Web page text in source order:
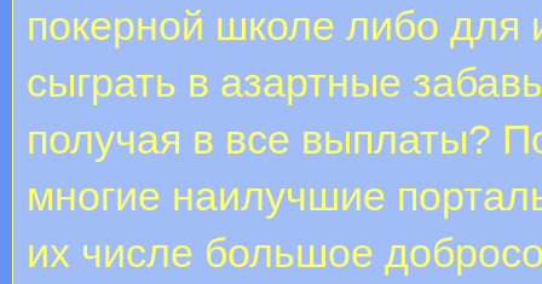
покерной школе либо для
сыграть в азартные
получая в все выплаты?
многие наилучшие
их числе большое